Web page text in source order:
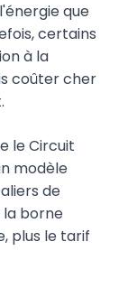
que
certains
à la
coûter cher
le Circuit
modèle
de
la borne
plus le tarif